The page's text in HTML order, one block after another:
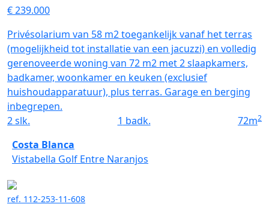
€ 239.000
Privésolarium van 58 m2 toegankelijk vanaf het terras
(mogelijkheid tot installatie van een jacuzzi) en volledig
gerenoveerde woning van 72 m2 met 2 slaapkamers,
badkamer, woonkamer en keuken (exclusief
huishoudapparatuur), plus terras. Garage en berging
inbegrepen.
2slk. 1 badk. 72m2
Costa Blanca
Vistabella Golf Entre Naranjos
ref. 112-253-11-608